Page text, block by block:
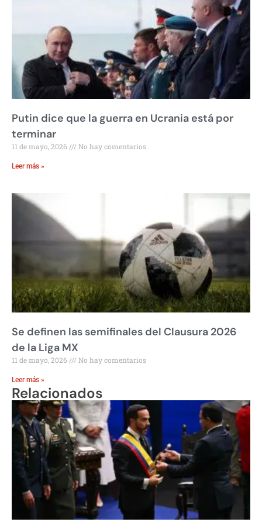
Putin dice que la guerra en Ucrania está por
terminar
11 de mayo, 2026 No hay comentarios
Leer más »
Se definen las semifinales del Clausura 2026
de la Liga MX
11 de mayo, 2026 No hay comentarios
Leer más »
Relacionados